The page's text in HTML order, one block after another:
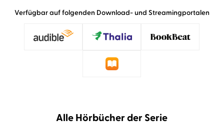
Verfügbar auf folgenden Download- und Streamingportalen
Alle Hörbücher der Serie